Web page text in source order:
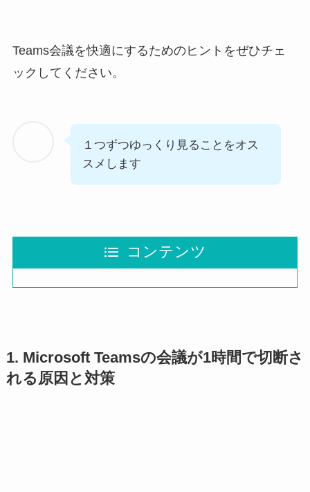
Teams会議を快適にするためのヒントをぜひチェ
ックしてください。
１つずつゆっくり見ることをオス
スメします
コンテンツ
1. Microsoft Teamsの会議が1時間で切断さ
れる原因と対策